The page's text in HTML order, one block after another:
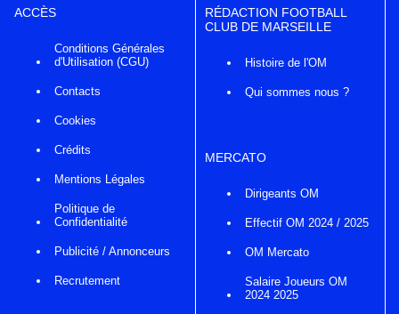
ACCÈS
Conditions Générales
d'Utilisation (CGU)
Contacts
Cookies
Crédits
Mentions Légales
Politique de
Confidentialité
Publicité / Annonceurs
Recrutement
RÉDACTION FOOTBALL
CLUB DE MARSEILLE
Histoire de l'OM
Qui sommes nous ?
MERCATO
Dirigeants OM
Effectif OM 2024 / 2025
OM Mercato
Salaire Joueurs OM
2024 2025